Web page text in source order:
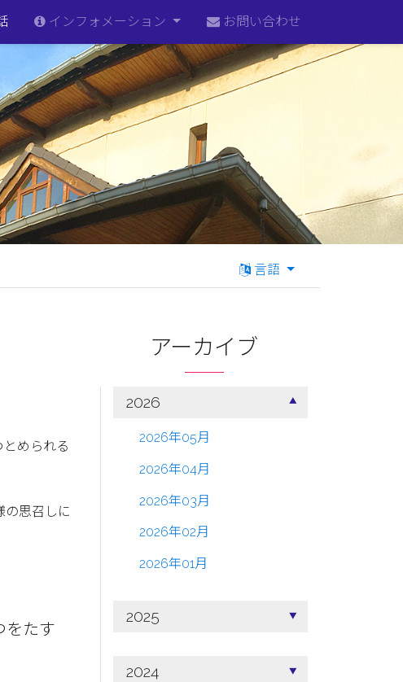
インフォメーション お問い合わせ
言語
とめられる
の思召しに
をたす
アーカイブ
2026
2026年05月
2026年04月
2026年03月
2026年02月
2026年01月
2025
2024